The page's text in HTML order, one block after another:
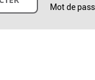
Mot de